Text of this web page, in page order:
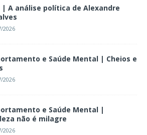
| A análise política de Alexandre
2026
e Saúde Mental | Cheios e
2026
e Saúde Mental |
não é milagre
2026